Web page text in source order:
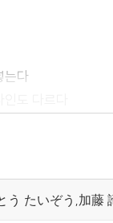
는다
나기
않는다
う たいぞう,加藤